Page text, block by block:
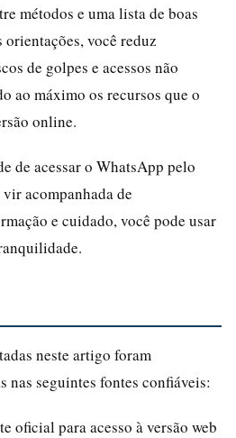
métodos e uma lista de boas
orientações, você reduz
de golpes e acessos não
ao máximo os recursos que o
online.
de acessar o WhatsApp pelo
acompanhada de
e cuidado, você pode usar
neste artigo foram
nas seguintes fontes confiáveis:
oficial para acesso à versão web